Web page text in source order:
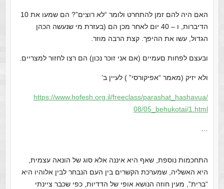
האם היה להם זמן להתחרט ולומר “לא רוצים”? הם שמעו את 10
הדיברות, ו – 40 יום לאחר מכן הם (בעזרת מי שנעשה הכהן
הגדול, עשו את ההיפך. קצת הרבה מוזר.
ובעצם לפחות םעמיים (אם אני זוכר נכון) הם רצו לחזור למצריים.
ולא יזיק (מאמר “אפיקורסי” ) לעיין ב’
https://www.hofesh.org.il/freeclass/parashat_hashavua/
08/05_behukotai/1.html
התחכמות נוספת, שאף היא איננה אלא סוג של הונאה עצמית,
היא האשליה, שמערכת הקשרים בין העם הנבחר לבין אלוהיו היא
“ברית”, מעין חוזה הנושא אופי של הדדיות, כפי שכבר ציינתי